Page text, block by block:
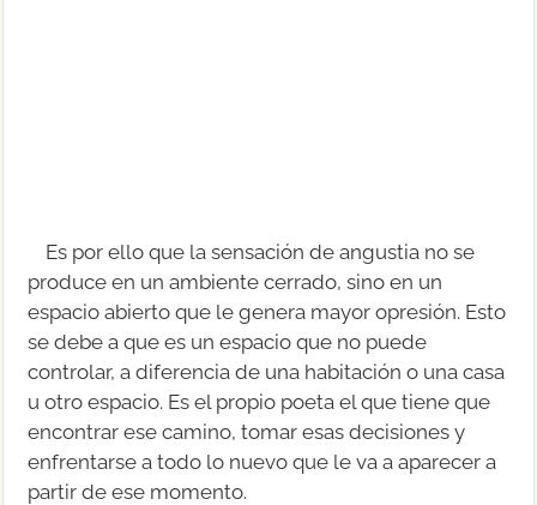
Es por ello que la sensación de angustia no se
produce en un ambiente cerrado, sino en un
espacio abierto que le genera mayor opresión. Esto
se debe a que es un espacio que no puede
controlar, a diferencia de una habitación o una casa
u otro espacio. Es el propio poeta el que tiene que
encontrar ese camino, tomar esas decisiones y
enfrentarse a todo lo nuevo que le va a aparecer a
partir de ese momento.